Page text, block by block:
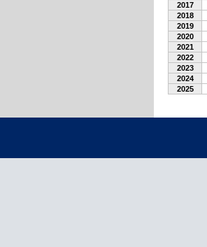
2017
2018
2019
2020
2021
2022
2023
2024
2025